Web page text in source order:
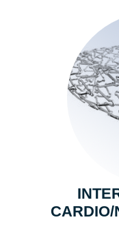
CARDIO/